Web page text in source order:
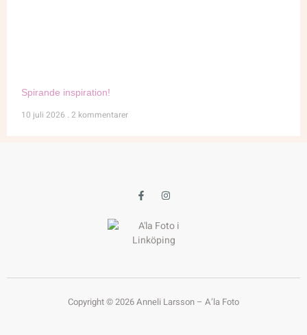
Spirande inspiration!
10 juli 2026 2 kommentarer
Copyright © 2026 Anneli Larsson – A’la Foto